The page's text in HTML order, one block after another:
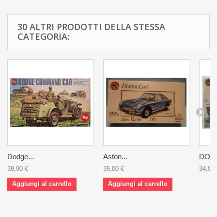
30 ALTRI PRODOTTI DELLA STESSA
CATEGORIA:
Dodge...
39,90 €
Aggiungi al carrello
Aston...
35,00 €
Aggiungi al carrello
34,90